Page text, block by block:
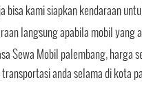
bisa kami siapkan kendaraan
langsung apabila mobil yang
Sewa Mobil palembang, harga
anda selama di kota